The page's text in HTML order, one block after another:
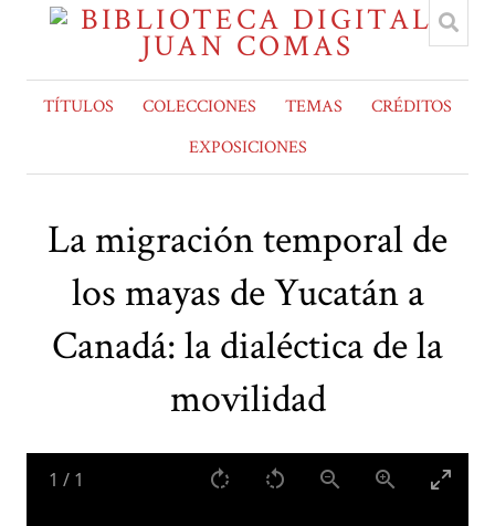
TÍTULOS COLECCIONES TEMAS
CRÉDITOS
EXPOSICIONES
La migración temporal de
los mayas de Yucatán a
Canadá: la dialéctica de la
movilidad
1 / 1